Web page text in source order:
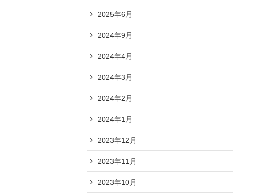
2025年6月
2024年9月
2024年4月
2024年3月
2024年2月
2024年1月
2023年12月
2023年11月
2023年10月